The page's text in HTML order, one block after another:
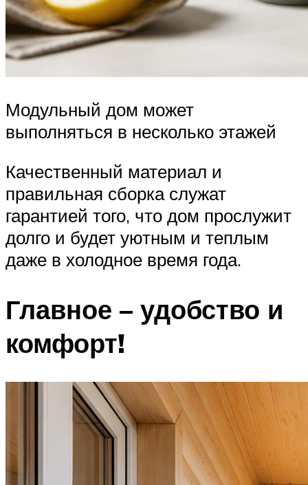
Модульный дом может
выполняться в несколько этажей
Качественный материал и
правильная сборка служат
гарантией того, что дом прослужит
долго и будет уютным и теплым
даже в холодное время года.
Главное – удобство и
комфорт!